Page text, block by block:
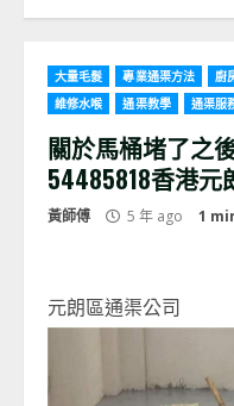
大量毛髮 專業通渠方法 廚
維修水喉
通渠教學 通渠服
關於馬桶堵了之
54485818香港元
黃師傅 5 年 ago 1
元朗區通渠公司